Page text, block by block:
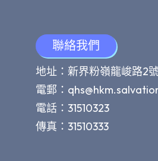
聯絡我們
地址：新界粉嶺龍峻路2
電郵：
電話：31510323
傳真：31510333